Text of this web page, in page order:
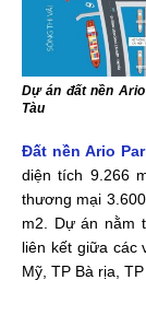
Dự án đất nền
Tàu
Đất nền Ario
diện tích 9.266
thương mại
m2. Dự án nằm
liên kết giữa các
Mỹ, TP Bà rịa,